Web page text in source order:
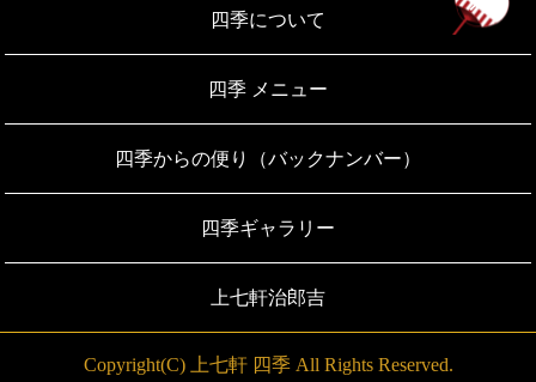
四季について
四季 メニュー
四季からの便り（バックナンバー）
四季ギャラリー
上七軒治郎吉
Copyright(C) 上七軒 四季 All Rights Reserved.